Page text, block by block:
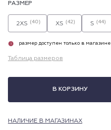
РАЗМЕР
2XS (40) XS (42) S (44)
i размер доступен только в магазине
Таблица размеров
В КОРЗИНУ
НАЛИЧИЕ В МАГАЗИНАХ